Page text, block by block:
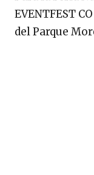
EVENTFEST
del Parque